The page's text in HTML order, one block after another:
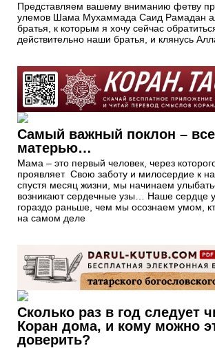
Представляем вашему вниманию фетву
улемов Шама Мухаммада Саид Рамадан
братья, к которым я хочу сейчас
действительно наши братья, и клянусь
Самый важный поклон –
матерью…
Мама – это первый человек, через
проявляет Свою заботу и милосердие к
спустя месяц жизни, мы начинаем
возникают сердечные узы… Наше сердце
гораздо раньше, чем мы осознаем умом,
на самом деле
Сколько раз в год следует
Коран дома, и кому можно
доверить?